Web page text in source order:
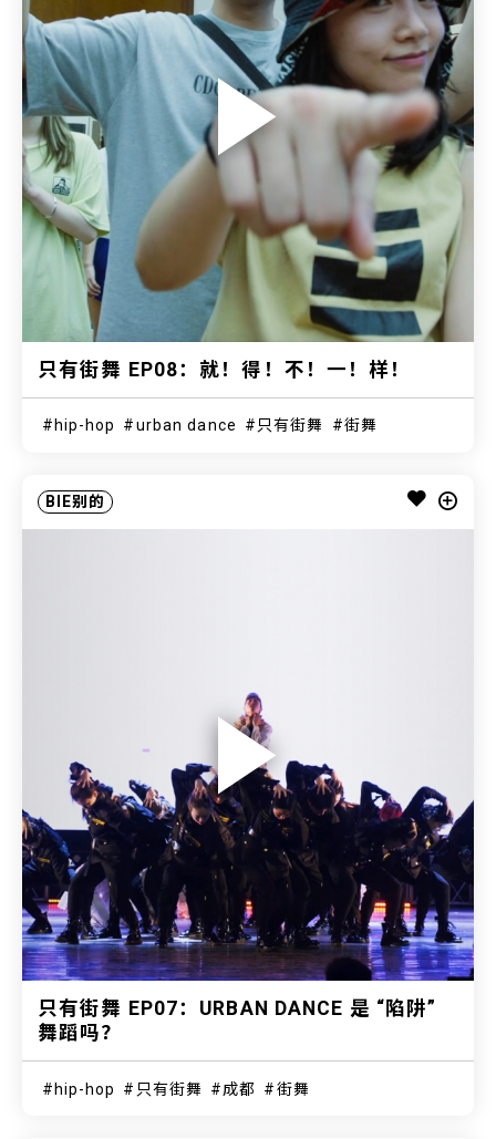
只有街舞 EP08：就！得！不！一！样！
hip-hop urban dance 只有街舞 街舞
BIE别的
只有街舞 EP07：URBAN DANCE 是 “陷阱”
舞蹈吗？
hip-hop 只有街舞 成都 街舞